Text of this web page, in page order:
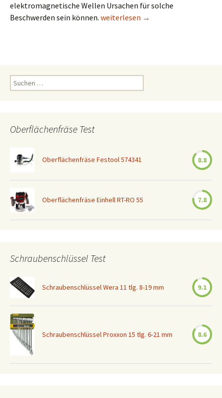
elektromagnetische Wellen Ursachen für solche
Beschwerden sein können. Elektromagnetische Wellen im
weiterlesen →
Suchen
nach:
Oberflächenfräse Test
Oberflächenfräse Festool 574341 8.8
Oberflächenfräse Einhell RT-RO 55 7.8
Schraubenschlüssel Test
Schraubenschlüssel Wera 11 tlg. 8-19 mm 9.1
Schraubenschlüssel Proxxon 15 tlg. 6-21 mm 8.6